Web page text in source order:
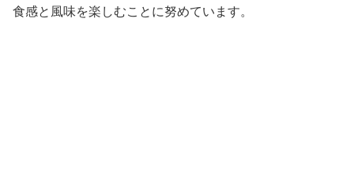
食感と風味を楽しむことに努めています。